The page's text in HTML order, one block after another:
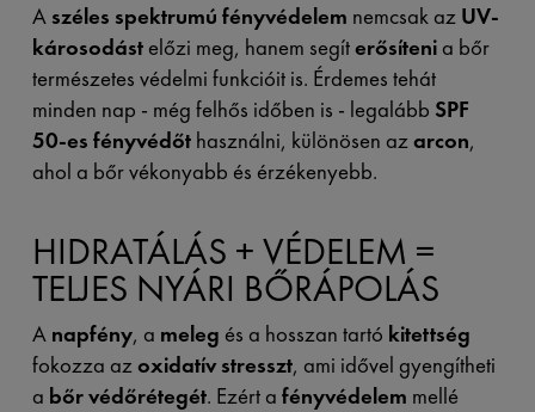
A széles spektrumú fényvédelem nemcsak az UV-
károsodást előzi meg, hanem segíterősíteni a bőr
természetes védelmi funkcióit is. Érdemes tehát
minden nap - még felhős időben is - legalább SPF
50-es fényvédőthasználni, különösen azarcon,
ahol a bőr vékonyabb és érzékenyebb.
HIDRATÁLÁS + VÉDELEM =
TELJES NYÁRI BŐRÁPOLÁS
A napfény, a meleg és a hosszan tartó kitettség
fokozza azoxidatív stresszt, ami idővel gyengítheti
a bőr védőrétegét. Ezért a fényvédelem mellé